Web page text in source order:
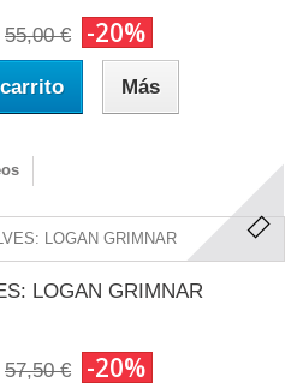
55,00 € -20%
Más
LOGAN GRIMNAR
57,50 € -20%